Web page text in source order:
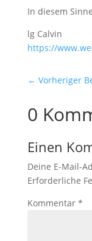
In diesem
lg Calvin
https://​
← Vorheriger
0
Einen
Deine E-Mail-
Erforderliche
Kommentar *